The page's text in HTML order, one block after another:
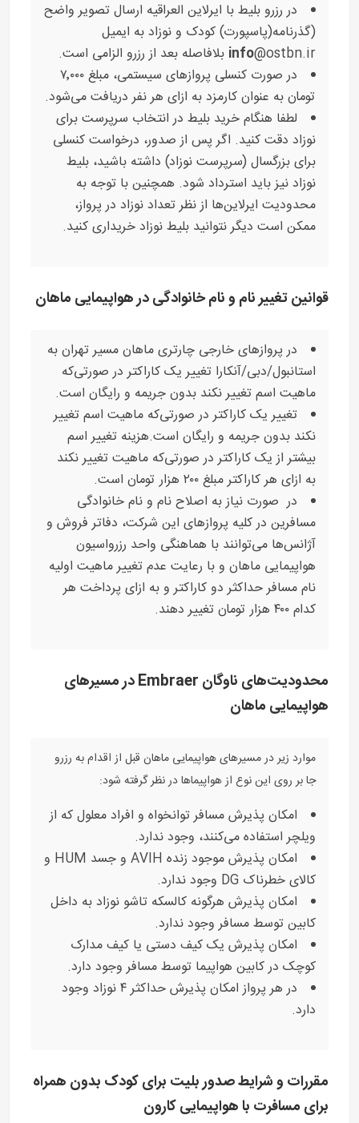
در رزرو بلیط با ایرلاین العراقیه ارسال تصویر واضح
(گذرنامه(پاسپورت) کودک و نوزاد به ایمیل
info@ostbn.ir بلافاصله بعد از رزرو الزامی است.
در صورت کنسلی پروازهای سیستمی، مبلغ ۷٬۰۰۰
تومان به عنوان کارمزد به ازای هر نفر دریافت می‌شود.
لطفا هنگام خرید بلیط در انتخاب سرپرست برای
نوزاد دقت کنید. اگر پس از صدور، درخواست کنسلی
برای بزرگسال (سرپرست نوزاد) داشته باشید، بلیط
نوزاد نیز باید استرداد شود. همچنین با توجه به
محدودیت ایرلاین‌ها از نظر تعداد نوزاد در پرواز،
ممکن است دیگر نتوانید بلیط نوزاد خریداری کنید.
قوانین تغییر نام و نام خانوادگی در هواپیمایی ماهان
در پروازهای خارجی چارتری ماهان مسیر تهران به
استانبول/دبی/آنکارا تغییر یک کاراکتر در صورتی‌که
ماهیت اسم تغییر نکند بدون جریمه و رایگان است.
تغییر یک کاراکتر در صورتی‌که ماهیت اسم تغییر
نکند بدون جریمه و رایگان است.هزینه تغییر اسم
بیشتر از یک کاراکتر در صورتی‌که ماهیت تغییر نکند
به ازای هر کاراکتر مبلغ ۲۰۰ هزار تومان است.
در صورت نیاز به اصلاح نام و نام خانوادگی
مسافرین در کلیه پروازهای این شرکت، دفاتر فروش و
آژانس‌ها می‌توانند با هماهنگی واحد رزرواسیون
هواپیمایی ماهان و با رعایت عدم تغییر ماهیت اولیه
نام مسافر حداکثر دو کاراکتر و به ازای پرداخت هر
کدام ۴۰۰ هزار تومان تغییر دهند.
محدودیت‌های ناوگان Embraer در مسیرهای
هواپیمایی ماهان
موارد زیر در مسیرهای هواپیمایی ماهان قبل از اقدام به رزرو
جا بر روی این نوع از هواپیماها در نظر گرفته شود:
امکان پذیرش مسافر توانخواه و افراد معلول که از
ویلچر استفاده می‌کنند، وجود ندارد.
امکان پذیرش موجود زنده AVIH و جسد HUM و
کالای خطرناک DG وجود ندارد.
امکان پذیرش هرگونه کالسکه تاشو نوزاد به داخل
کابین توسط مسافر وجود ندارد.
امکان پذیرش یک کیف دستی یا کیف مدارک
کوچک در کابین هواپیما توسط مسافر وجود دارد.
در هر پرواز امکان پذیرش حداکثر ۴ نوزاد وجود
دارد.
مقررات و شرایط صدور بلیت برای کودک بدون همراه
برای مسافرت با هواپیمایی کارون